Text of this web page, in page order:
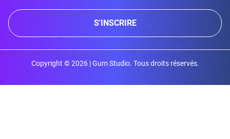
S'INSCRIRE
Copyright © 2026 | Gum Studio. Tous droits réservés.